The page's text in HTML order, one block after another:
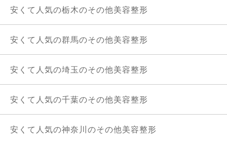
安くて人気の栃木のその他美容整形
安くて人気の群馬のその他美容整形
安くて人気の埼玉のその他美容整形
安くて人気の千葉のその他美容整形
安くて人気の神奈川のその他美容整形